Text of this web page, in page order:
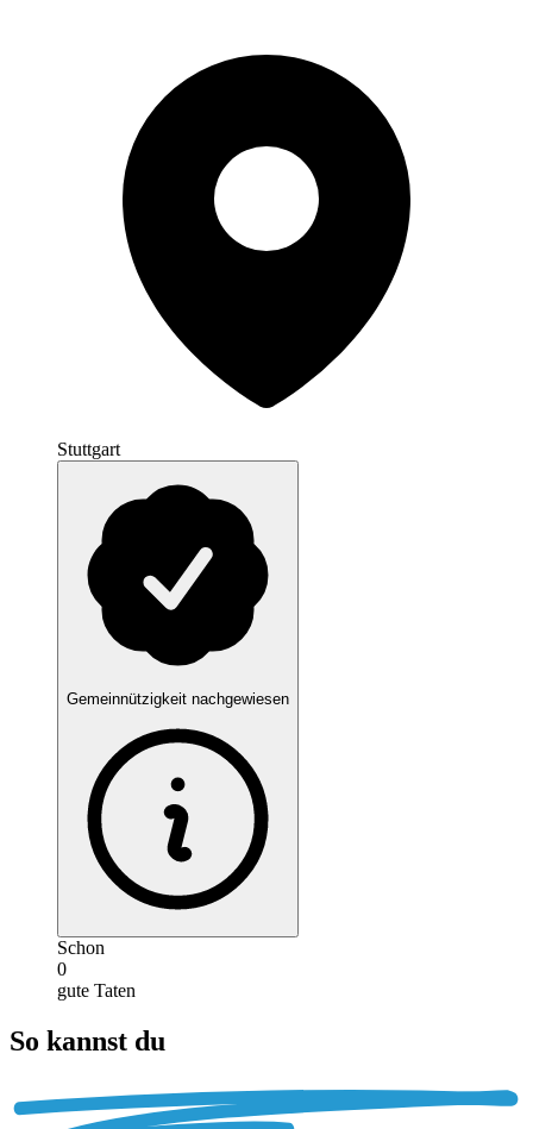
Stuttgart
Gemeinnützigkeit nachgewiesen
Schon
0
gute Taten
So kannst du